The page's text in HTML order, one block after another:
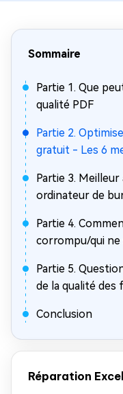
Sommaire
Partie 1. Que
qualité PDF
Partie 2.
gratuit - Les 6
Partie 3.
ordinateur de
Partie 4.
corrompu/qui ne
Partie 5.
de la qualité des
Conclusion
Réparation Excel